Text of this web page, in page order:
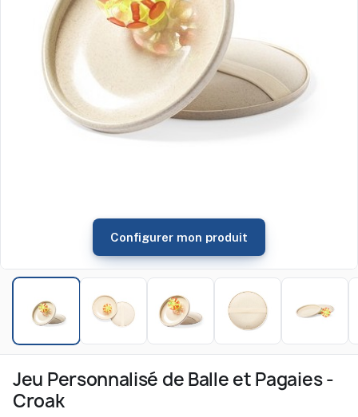
Configurer mon produit
Jeu Personnalisé de Balle et Pagaies -
Croak